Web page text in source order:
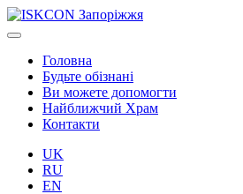
Головна
Будьте обізнані
Ви можете допомогти
Найближчий Храм
Контакти
UK
RU
EN